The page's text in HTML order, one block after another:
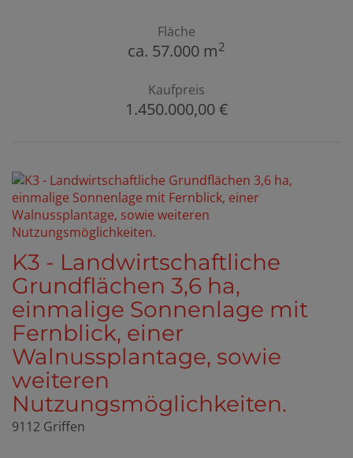
Fläche
ca. 57.000 m2
Kaufpreis
1.450.000,00 €
K3 - Landwirtschaftliche
Grundflächen 3,6 ha,
einmalige Sonnenlage mit
Fernblick, einer
Walnussplantage, sowie
weiteren
Nutzungsmöglichkeiten.
9112 Griffen